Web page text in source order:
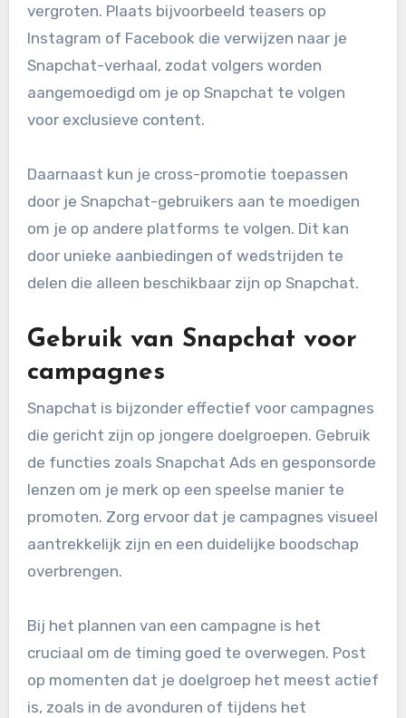
vergroten. Plaats bijvoorbeeld teasers op
Instagram of Facebook die verwijzen naar je
Snapchat-verhaal, zodat volgers worden
aangemoedigd om je op Snapchat te volgen
voor exclusieve content.
Daarnaast kun je cross-promotie toepassen
door je Snapchat-gebruikers aan te moedigen
om je op andere platforms te volgen. Dit kan
door unieke aanbiedingen of wedstrijden te
delen die alleen beschikbaar zijn op Snapchat.
Gebruik van Snapchat voor
campagnes
Snapchat is bijzonder effectief voor campagnes
die gericht zijn op jongere doelgroepen. Gebruik
de functies zoals Snapchat Ads en gesponsorde
lenzen om je merk op een speelse manier te
promoten. Zorg ervoor dat je campagnes visueel
aantrekkelijk zijn en een duidelijke boodschap
overbrengen.
Bij het plannen van een campagne is het
cruciaal om de timing goed te overwegen. Post
op momenten dat je doelgroep het meest actief
is, zoals in de avonduren of tijdens het